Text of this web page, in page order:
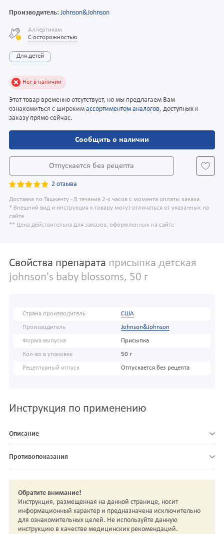
Производитель: Johnson&Johnson
Аллергикам
С осторожностью
Для детей
Нет в наличии
Этот товар временно отсутствует, но мы предлагаем Вам
ознакомиться с широким ассортиментом аналогов, доступных к
заказу прямо сейчас.
Сообщить о наличии
Отпускается без рецепта
2 отзыва
Доставка по Ташкенту - В течение 2-х часов с момента оплаты заказа.
* Внешний вид и инструкция к товару могут отличаться от указанных на
сайте
** Цена действительна для заказов, оформленных на сайте
Свойства препарата присыпка детская
johnson's baby blossoms, 50 г
Страна производитель США
Производитель Johnson&Johnson
Форма выпуска Присыпка
Кол-во в упаковке 50 г
Рецептурный отпуск Отпускается без рецепта
Инструкция по применению
Описание
Противопоказания
Обратите внимание!
Инструкция, размещенная на данной странице, носит
информационный характер и предназначена исключительно
для ознакомительных целей. Не используйте данную
инструкцию в качестве медицинских рекомендаций.